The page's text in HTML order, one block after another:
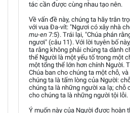
tác cần được cùng nhau tạo nên.
Về vấn đề này, chúng ta hãy trân
với vua Đa-vít: "Ngươi có xây nhà
mu-en 7:5). Trái lại, "Chúa phán
ngươi" (câu 11). Với lời tuyên bố
ta rằng không phải chúng ta dành
thể Người là một yếu tố trong một
một tổng thể lớn hơn chính Người.
Chúa ban cho chúng ta một chỗ,
chúng ta là tấm lòng của Người:
chúng ta là những người xa lạ; chỗ
cho chúng ta là những người tội lỗi.
Ý muốn này của Người được hoàn